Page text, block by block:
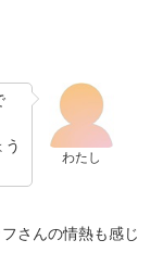
わたし
さんの情熱も感じ